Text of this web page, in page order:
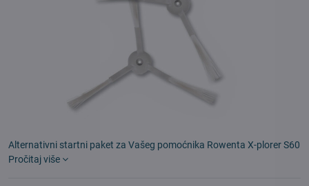
Alternativni startni paket za Vašeg pomoćnika Rowenta X-plorer S60
Pročitaj više